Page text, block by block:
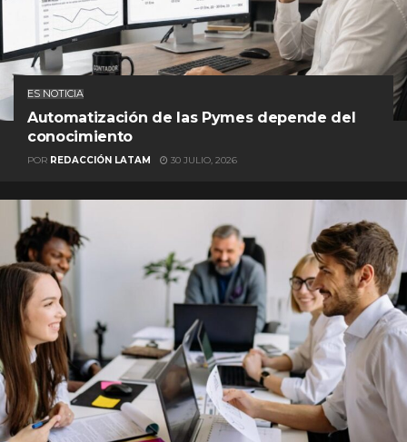
ES NOTICIA
Automatización de las Pymes depende del
conocimiento
POR REDACCIÓN LATAM 30 JULIO, 2026